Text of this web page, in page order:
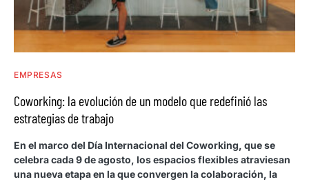
EMPRESAS
Coworking: la evolución de un modelo que redefinió las
estrategias de trabajo
En el marco del Día Internacional del Coworking, que se
celebra cada 9 de agosto, los espacios flexibles atraviesan
una nueva etapa en la que convergen la colaboración, la